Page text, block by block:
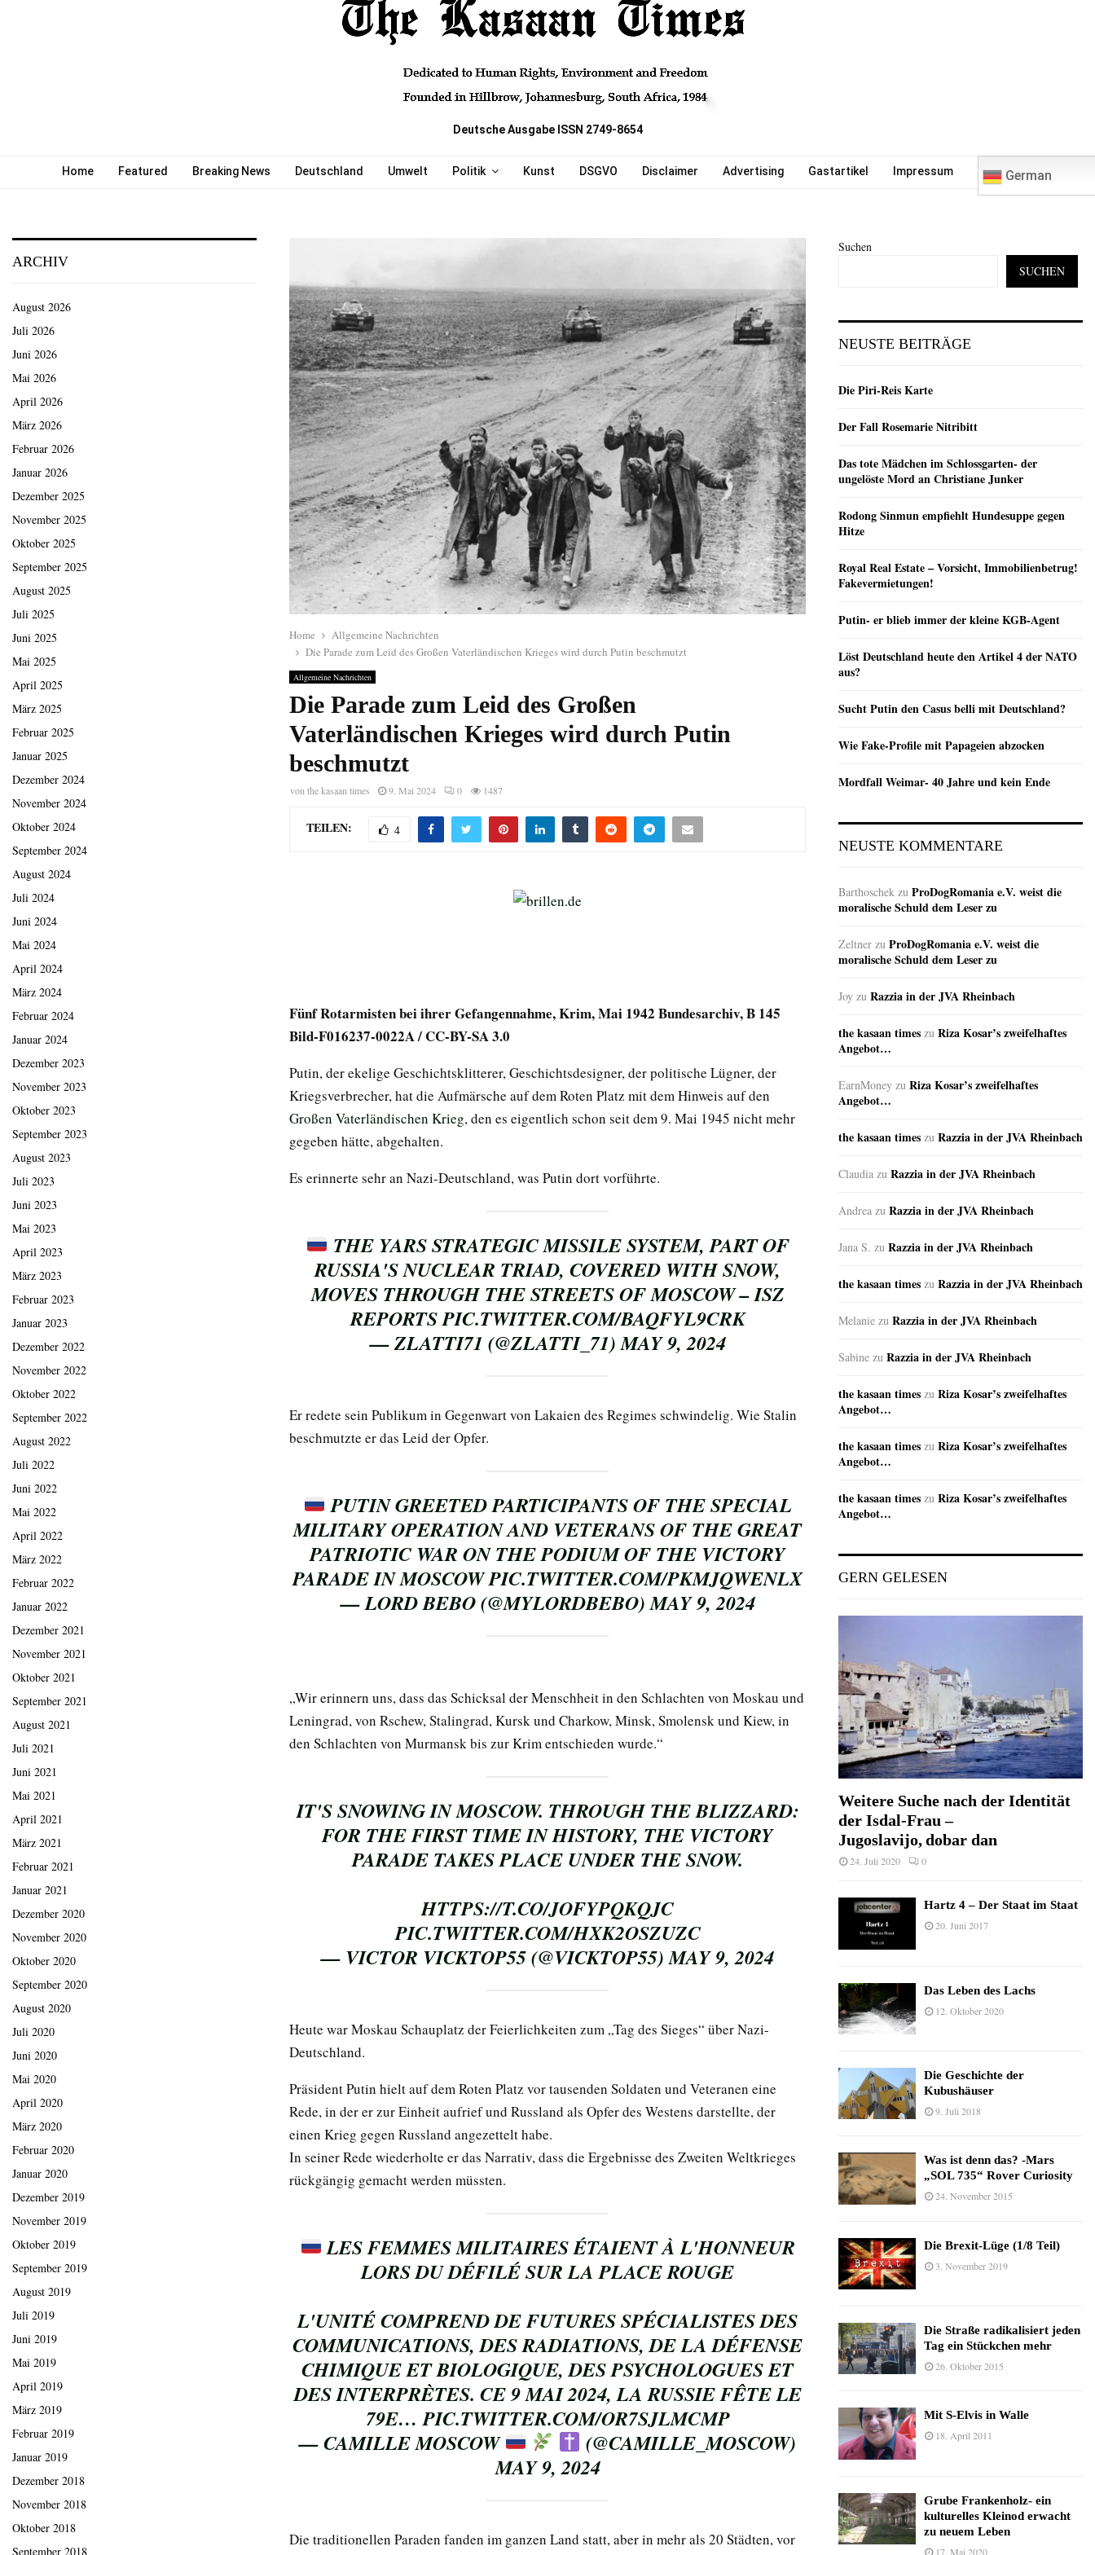
Deutsche Ausgabe ISSN 2749-8654
Home Featured Breaking News Deutschland Umwelt Politik Kunst DSGVO Disclaimer Advertising Gastartikel Impressum German
Home
Allgemeine Nachrichten
Die Parade zum Leid des Großen Vaterländischen Krieges wird durch Putin beschmutzt
Allgemeine Nachrichten
Die Parade zum Leid des Großen
Vaterländischen Krieges wird durch Putin
beschmutzt
von the kasaan times 9. Mai 2024 0 1487
TEILEN: 4
Fünf Rotarmisten bei ihrer Gefangennahme, Krim, Mai 1942 Bundesarchiv, B 145
Bild-F016237-0022A / CC-BY-SA 3.0
Putin, der ekelige Geschichtsklitterer, Geschichtsdesigner, der politische Lügner, der
Kriegsverbrecher, hat die Aufmärsche auf dem Roten Platz mit dem Hinweis auf den
Großen Vaterländischen Krieg, den es eigentlich schon seit dem 9. Mai 1945 nicht mehr
gegeben hätte, abgehalten.
Es erinnerte sehr an Nazi-Deutschland, was Putin dort vorführte.
THE YARS STRATEGIC MISSILE SYSTEM, PART OF
RUSSIA'S NUCLEAR TRIAD, COVERED WITH SNOW,
MOVES THROUGH THE STREETS OF MOSCOW – ISZ
REPORTSPIC.TWITTER.COM/BAQFYL9CRK
— ZLATTI71 (@ZLATTI_71)MAY 9, 2024
Er redete sein Publikum in Gegenwart von Lakaien des Regimes schwindelig. Wie Stalin
beschmutzte er das Leid der Opfer.
PUTIN GREETED PARTICIPANTS OF THE SPECIAL
MILITARY OPERATION AND VETERANS OF THE GREAT
PATRIOTIC WAR ON THE PODIUM OF THE VICTORY
PARADE IN MOSCOWPIC.TWITTER.COM/PKMJQWENLX
— LORD BEBO (@MYLORDBEBO)MAY 9, 2024
„Wir erinnern uns, dass das Schicksal der Menschheit in den Schlachten von Moskau und
Leningrad, von Rschew, Stalingrad, Kursk und Charkow, Minsk, Smolensk und Kiew, in
den Schlachten von Murmansk bis zur Krim entschieden wurde.“
IT'S SNOWING IN MOSCOW. THROUGH THE BLIZZARD:
FOR THE FIRST TIME IN HISTORY, THE VICTORY
PARADE TAKES PLACE UNDER THE SNOW.
HTTPS://T.CO/JOFYPQKQJC
PIC.TWITTER.COM/HXK2OSZUZC
— VICTOR VICKTOP55 (@VICKTOP55)MAY 9, 2024
Heute war Moskau Schauplatz der Feierlichkeiten zum „Tag des Sieges“ über Nazi-
Deutschland.
Präsident Putin hielt auf dem Roten Platz vor tausenden Soldaten und Veteranen eine
Rede, in der er zur Einheit aufrief und Russland als Opfer des Westens darstellte, der
einen Krieg gegen Russland angezettelt habe.
In seiner Rede wiederholte er das Narrativ, dass die Ergebnisse des Zweiten Weltkrieges
rückgängig gemacht werden müssten.
LES FEMMES MILITAIRES ÉTAIENT À L'HONNEUR
LORS DU DÉFILÉ SUR LA PLACE ROUGE
L'UNITÉ COMPREND DE FUTURES SPÉCIALISTES DES
COMMUNICATIONS, DES RADIATIONS, DE LA DÉFENSE
CHIMIQUE ET BIOLOGIQUE, DES PSYCHOLOGUES ET
DES INTERPRÈTES. CE 9 MAI 2024, LA RUSSIE FÊTE LE
79E…PIC.TWITTER.COM/OR7SJLMCMP
— CAMILLE MOSCOW
(@CAMILLE_MOSCOW)
MAY 9, 2024
Die traditionellen Paraden fanden im ganzen Land statt, aber in mehr als 20 Städten, vor
ARCHIV
August 2026
Juli 2026
Juni 2026
Mai 2026
April 2026
März 2026
Februar 2026
Januar 2026
Dezember 2025
November 2025
Oktober 2025
September 2025
August 2025
Juli 2025
Juni 2025
Mai 2025
April 2025
März 2025
Februar 2025
Januar 2025
Dezember 2024
November 2024
Oktober 2024
September 2024
August 2024
Juli 2024
Juni 2024
Mai 2024
April 2024
März 2024
Februar 2024
Januar 2024
Dezember 2023
November 2023
Oktober 2023
September 2023
August 2023
Juli 2023
Juni 2023
Mai 2023
April 2023
März 2023
Februar 2023
Januar 2023
Dezember 2022
November 2022
Oktober 2022
September 2022
August 2022
Juli 2022
Juni 2022
Mai 2022
April 2022
März 2022
Februar 2022
Januar 2022
Dezember 2021
November 2021
Oktober 2021
September 2021
August 2021
Juli 2021
Juni 2021
Mai 2021
April 2021
März 2021
Februar 2021
Januar 2021
Dezember 2020
November 2020
Oktober 2020
September 2020
August 2020
Juli 2020
Juni 2020
Mai 2020
April 2020
März 2020
Februar 2020
Januar 2020
Dezember 2019
November 2019
Oktober 2019
September 2019
August 2019
Juli 2019
Juni 2019
Mai 2019
April 2019
März 2019
Februar 2019
Januar 2019
Dezember 2018
November 2018
Oktober 2018
September 2018
Suchen
SUCHEN
NEUSTE BEITRÄGE
Die Piri-Reis Karte
Der Fall Rosemarie Nitribitt
Das tote Mädchen im Schlossgarten- der
ungelöste Mord an Christiane Junker
Rodong Sinmun empfiehlt Hundesuppe gegen
Hitze
Royal Real Estate – Vorsicht, Immobilienbetrug!
Fakevermietungen!
Putin- er blieb immer der kleine KGB-Agent
Löst Deutschland heute den Artikel 4 der NATO
aus?
Sucht Putin den Casus belli mit Deutschland?
Wie Fake-Profile mit Papageien abzocken
Mordfall Weimar- 40 Jahre und kein Ende
NEUSTE KOMMENTARE
Barthoschek zu ProDogRomania e.V. weist die
moralische Schuld dem Leser zu
Zeltner zu ProDogRomania e.V. weist die
moralische Schuld dem Leser zu
Joy zu Razzia in der JVA Rheinbach
the kasaan times zu Riza Kosar’s zweifelhaftes
Angebot…
EarnMoney zu Riza Kosar’s zweifelhaftes
Angebot…
the kasaan times zu Razzia in der JVA Rheinbach
Claudia zu Razzia in der JVA Rheinbach
Andrea zu Razzia in der JVA Rheinbach
Jana S. zu Razzia in der JVA Rheinbach
the kasaan times zu Razzia in der JVA Rheinbach
Melanie zu Razzia in der JVA Rheinbach
Sabine zu Razzia in der JVA Rheinbach
the kasaan times zu Riza Kosar’s zweifelhaftes
Angebot…
the kasaan times zu Riza Kosar’s zweifelhaftes
Angebot…
the kasaan times zu Riza Kosar’s zweifelhaftes
Angebot…
GERN GELESEN
Weitere Suche nach der Identität
der Isdal-Frau –
Jugoslavijo, dobar dan
24. Juli 2020 0
Hartz 4 – Der Staat im Staat
20. Juni 2017
Das Leben des Lachs
12. Oktober 2020
Die Geschichte der
Kubushäuser
9. Juli 2018
Was ist denn das? -Mars
„SOL 735“ Rover Curiosity
24. November 2015
Die Brexit-Lüge (1/8 Teil)
3. November 2019
Die Straße radikalisiert jeden
Tag ein Stückchen mehr
26. Oktober 2015
Mit S-Elvis in Walle
18. April 2011
Grube Frankenholz- ein
kulturelles Kleinod erwacht
zu neuem Leben
17. Mai 2020